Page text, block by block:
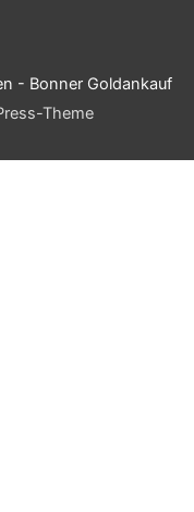
- Bonner Goldankauf
Theme